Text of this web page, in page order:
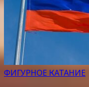
ФИГУРНОЕ КАТАНИЕ